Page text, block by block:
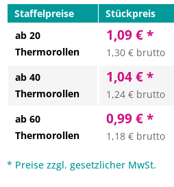
Staffelpreise Stückpreis
ab 20
Thermorollen
1,09 € *
1,30 € brutto
ab 40
Thermorollen
1,04 € *
1,24 € brutto
ab 60
Thermorollen
0,99 € *
1,18 € brutto
* Preise zzgl. gesetzlicher MwSt.